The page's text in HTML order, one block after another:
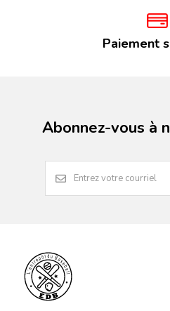
Paiement
Abonnez-vous à